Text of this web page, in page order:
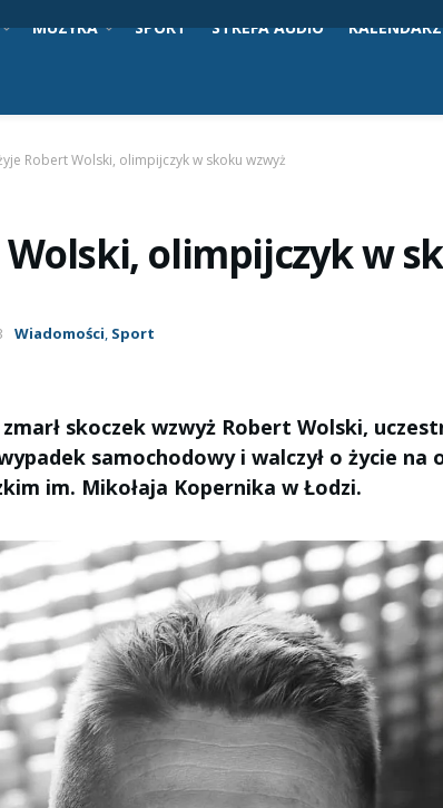
MUZYKA SPORT STREFA AUDIO
Robert Wolski, olimpijczyk w skoku wzwyż
olimpijczyk w
Wiadomości, Sport
skoczek wzwyż Robert Wolski,
samochodowy i walczył o życie na
im. Mikołaja Kopernika w Łodzi.